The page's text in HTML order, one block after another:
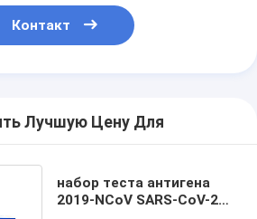
Контакт
Лучшую Цену Для
набор теста антигена
2019-NCoV SARS-CoV-2